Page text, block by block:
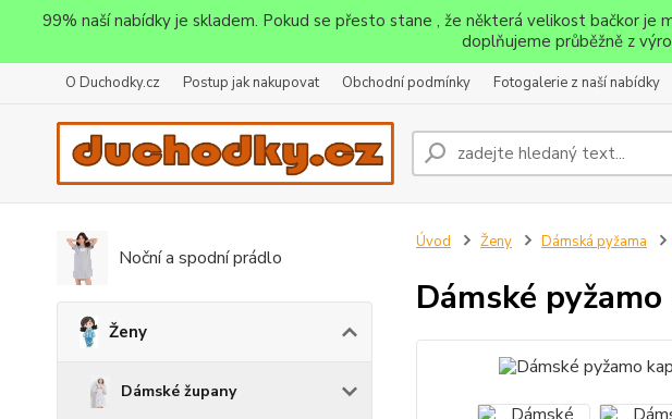
99% naší nabídky je skladem. Pokud se přesto stane , že některá velikost bačkor
doplňujeme průběžně z
O Duchodky.cz Postup jak nakupovat Obchodní podmínky Fotogalerie z naší nabídky
Noční a spodní prádlo
Ženy
Dámské župany
Úvod Ženy Dámská pyžama
Dámské